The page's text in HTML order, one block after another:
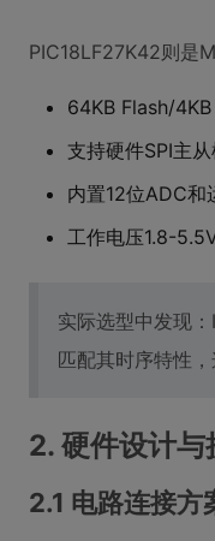
PIC18LF27K42则是
64KB Flash/4KB
支持硬件SPI主
内置12位ADC和
工作电压1.8-
实际选型中发现
匹配其时序特性
2. 硬件设计与
2.1 电路连接方